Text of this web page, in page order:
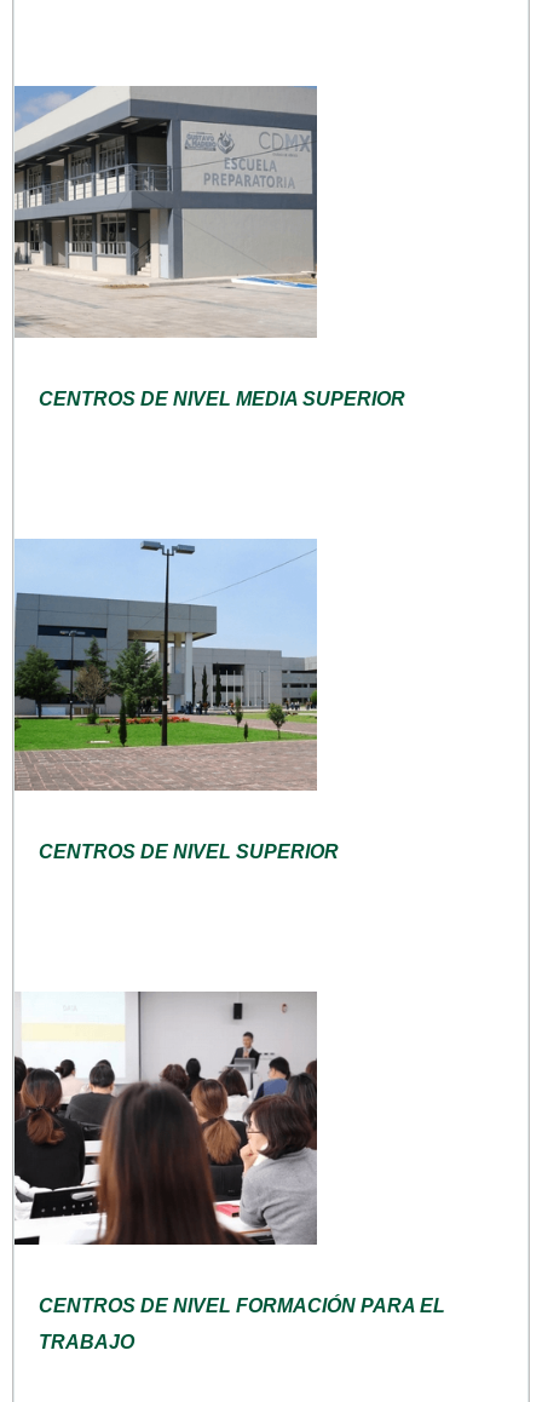
CENTROS DE NIVEL MEDIA SUPERIOR
CENTROS DE NIVEL SUPERIOR
CENTROS DE NIVEL FORMACIÓN PARA EL
TRABAJO